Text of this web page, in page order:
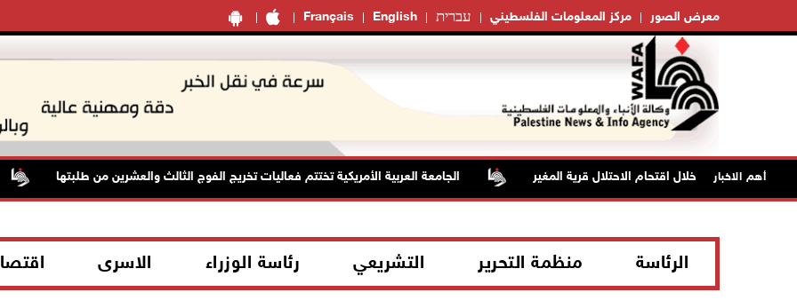
Français English עברית مركز المعلومات الفلسطيني معرض الصور
أهم الاخبار
بالاختناق خلال اقتحام الاحتلال قرية المغير الجامعة العربية الأمريكية تختتم فعاليات تخريج الفوج الثالث والعشرين من طلبتها
الرئاسة منظمة التحرير التشريعي رئاسة الوزراء الاسرى